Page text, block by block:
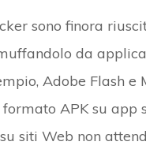
sono finora
da
Adobe Flash e
APK su app
siti Web non